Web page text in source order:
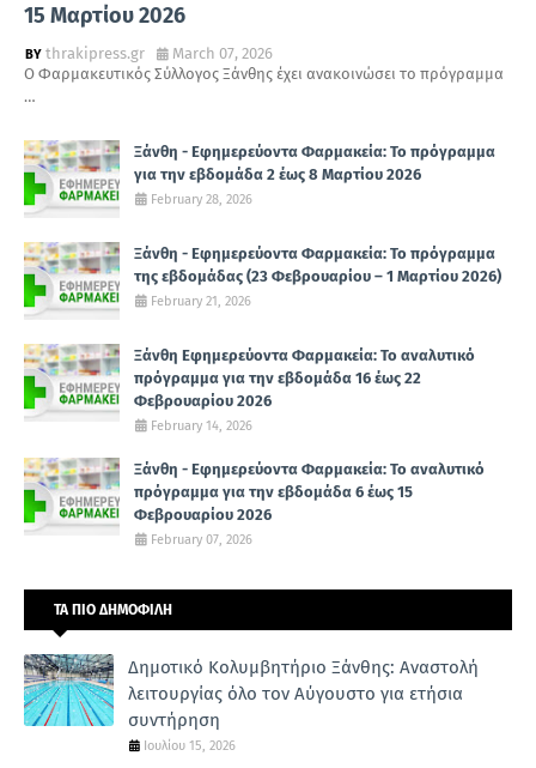
15 Μαρτίου 2026
thrakipress.gr
March 07, 2026
Ο Φαρμακευτικός Σύλλογος Ξάνθης έχει ανακοινώσει το πρόγραμμα
…
Ξάνθη - Εφημερεύοντα Φαρμακεία: Το πρόγραμμα
για την εβδομάδα 2 έως 8 Μαρτίου 2026
February 28, 2026
Ξάνθη - Εφημερεύοντα Φαρμακεία: Το πρόγραμμα
της εβδομάδας (23 Φεβρουαρίου – 1 Μαρτίου 2026)
February 21, 2026
Ξάνθη Εφημερεύοντα Φαρμακεία: Το αναλυτικό
πρόγραμμα για την εβδομάδα 16 έως 22
Φεβρουαρίου 2026
February 14, 2026
Ξάνθη - Εφημερεύοντα Φαρμακεία: Το αναλυτικό
πρόγραμμα για την εβδομάδα 6 έως 15
Φεβρουαρίου 2026
February 07, 2026
ΤΑ ΠΙΟ ΔΗΜΟΦΙΛΗ
Δημοτικό Κολυμβητήριο Ξάνθης: Αναστολή
λειτουργίας όλο τον Αύγουστο για ετήσια
συντήρηση
Ιουλίου 15, 2026